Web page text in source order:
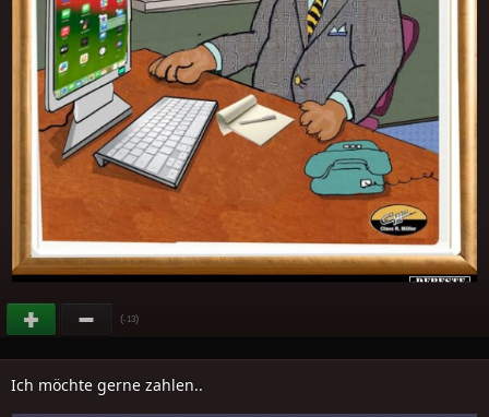
(-13)
Ich möchte gerne zahlen..